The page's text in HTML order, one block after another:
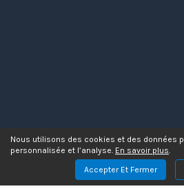
Nous utilisons des cookies et des données
personnalisée et l’analyse. En savoir plus.
Accepter Et Fermer